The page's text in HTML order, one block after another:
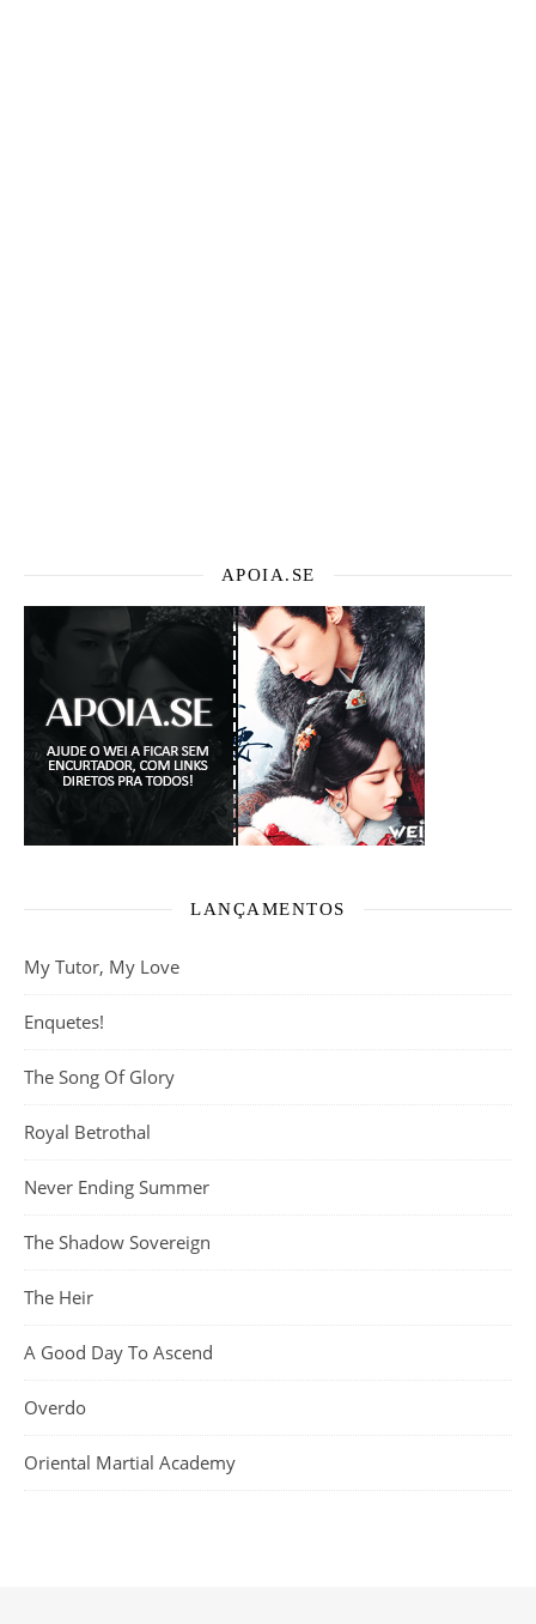
APOIA.SE
LANÇAMENTOS
My Tutor, My Love
Enquetes!
The Song Of Glory
Royal Betrothal
Never Ending Summer
The Shadow Sovereign
The Heir
A Good Day To Ascend
Overdo
Oriental Martial Academy